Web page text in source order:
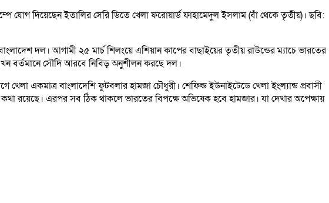
যোগ দিয়েছেন ইতালির সেরি ডিতে খেলা ফরোয়ার্ড ফাহামেদুল ইসলাম (বাঁ থেকে তৃতীয়)। ছবি:
দল। আগামী ২৫ মার্চ শিলংয়ে এশিয়ান কাপের বাছাইয়ের তৃতীয় রাউন্ডের ম্যাচে ভারতের
বর্তমানে সৌদি আরবে নিবিড় অনুশীলন করছে দল।
একমাত্র বাংলাদেশি ফুটবলার হামজা চৌধুরী। শেফিল্ড ইউনাইটেডে খেলা ইংল্যান্ড প্রবাসী
রয়েছে। এরপর সব ঠিক থাকলে ভারতের বিপক্ষে অভিষেক হবে হামজার। যা দেখার অপেক্ষায়